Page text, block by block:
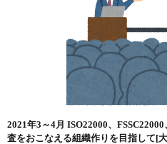
2021年3～4月 ISO22000、
査をおこなえる組織作りを目指して[